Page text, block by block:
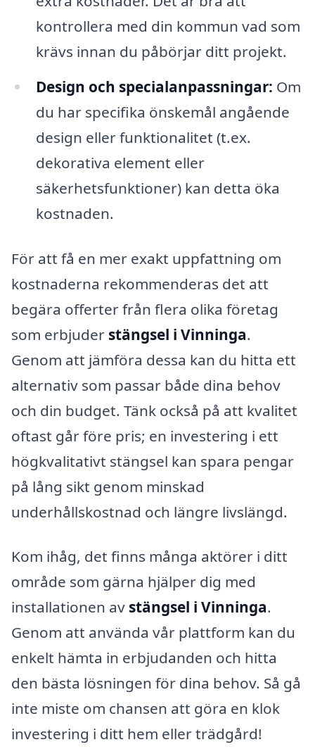
kontrollera med din kommun vad som
krävs innan du påbörjar ditt projekt.
Design och specialanpassningar: Om
du har specifika önskemål angående
design eller funktionalitet (t.ex.
dekorativa element eller
säkerhetsfunktioner) kan detta öka
kostnaden.
För att få en mer exakt uppfattning om
kostnaderna rekommenderas det att
begära offerter från flera olika företag
som erbjuder stängsel i Vinninga.
Genom att jämföra dessa kan du hitta ett
alternativ som passar både dina behov
och din budget. Tänk också på att kvalitet
oftast går före pris; en investering i ett
högkvalitativt stängsel kan spara pengar
på lång sikt genom minskad
underhållskostnad och längre livslängd.
Kom ihåg, det finns många aktörer i ditt
område som gärna hjälper dig med
installationen av stängsel i Vinninga.
Genom att använda vår plattform kan du
enkelt hämta in erbjudanden och hitta
den bästa lösningen för dina behov. Så gå
inte miste om chansen att göra en klok
investering i ditt hem eller trädgård!